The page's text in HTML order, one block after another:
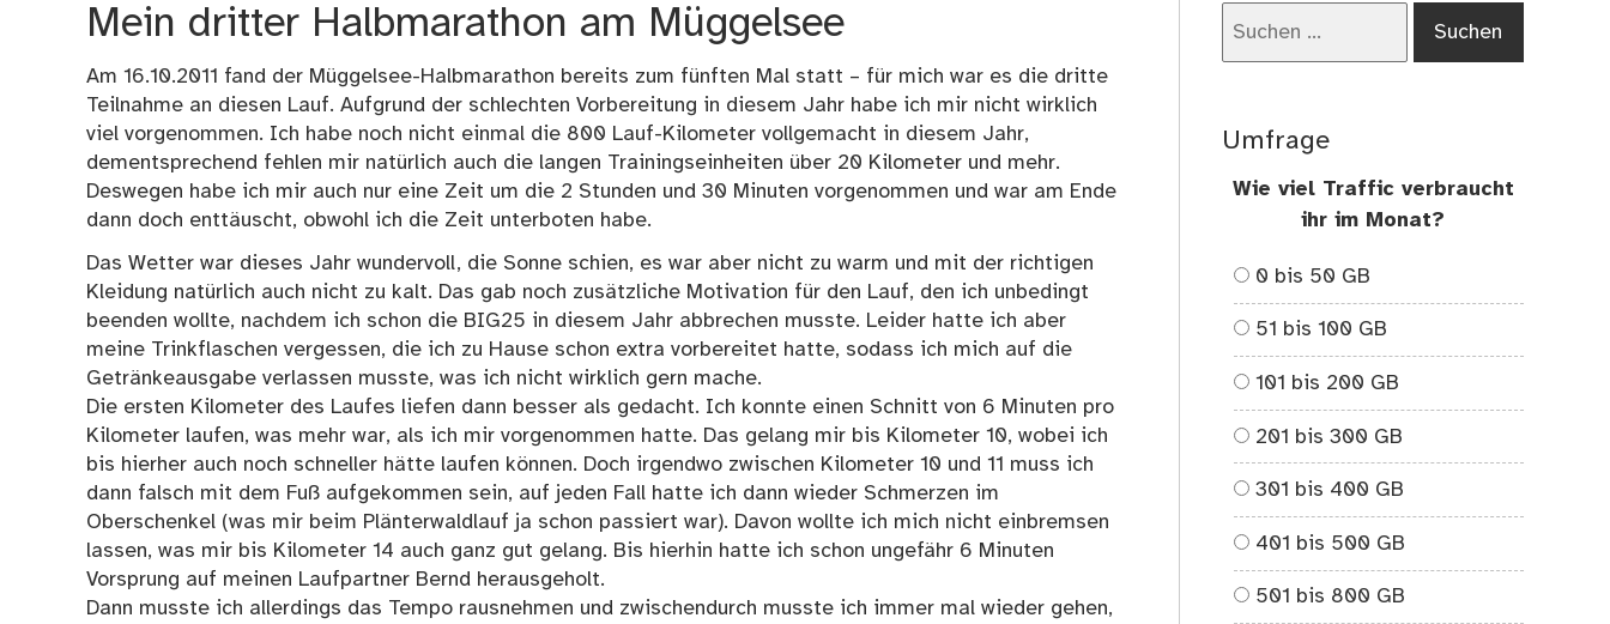
Mein dritter Halbmarathon am Müggelsee
Am 16.10.2011 fand der Müggelsee-Halbmarathon bereits zum fünften Mal statt – für mich war es die dritte
Teilnahme an diesen Lauf. Aufgrund der schlechten Vorbereitung in diesem Jahr habe ich mir nicht wirklich
viel vorgenommen. Ich habe noch nicht einmal die 800 Lauf-Kilometer vollgemacht in diesem Jahr,
dementsprechend fehlen mir natürlich auch die langen Trainingseinheiten über 20 Kilometer und mehr.
Deswegen habe ich mir auch nur eine Zeit um die 2 Stunden und 30 Minuten vorgenommen und war am Ende
dann doch enttäuscht, obwohl ich die Zeit unterboten habe.
Das Wetter war dieses Jahr wundervoll, die Sonne schien, es war aber nicht zu warm und mit der richtigen
Kleidung natürlich auch nicht zu kalt. Das gab noch zusätzliche Motivation für den Lauf, den ich unbedingt
beenden wollte, nachdem ich schon die BIG25 in diesem Jahr abbrechen musste. Leider hatte ich aber
meine Trinkflaschen vergessen, die ich zu Hause schon extra vorbereitet hatte, sodass ich mich auf die
Getränkeausgabe verlassen musste, was ich nicht wirklich gern mache.
Die ersten Kilometer des Laufes liefen dann besser als gedacht. Ich konnte einen Schnitt von 6 Minuten pro
Kilometer laufen, was mehr war, als ich mir vorgenommen hatte. Das gelang mir bis Kilometer 10, wobei ich
bis hierher auch noch schneller hätte laufen können. Doch irgendwo zwischen Kilometer 10 und 11 muss ich
dann falsch mit dem Fuß aufgekommen sein, auf jeden Fall hatte ich dann wieder Schmerzen im
Oberschenkel (was mir beim Plänterwaldlauf ja schon passiert war). Davon wollte ich mich nicht einbremsen
lassen, was mir bis Kilometer 14 auch ganz gut gelang. Bis hierhin hatte ich schon ungefähr 6 Minuten
Vorsprung auf meinen Laufpartner Bernd herausgeholt.
Dann musste ich allerdings das Tempo rausnehmen und zwischendurch musste ich immer mal wieder gehen,
Umfrage
Wie viel Traffic verbraucht
ihr im Monat?
0 bis 50 GB
51 bis 100 GB
101 bis 200 GB
201 bis 300 GB
301 bis 400 GB
401 bis 500 GB
501 bis 800 GB